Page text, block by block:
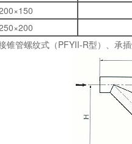
接锥管螺纹式（PFYII-R型）、